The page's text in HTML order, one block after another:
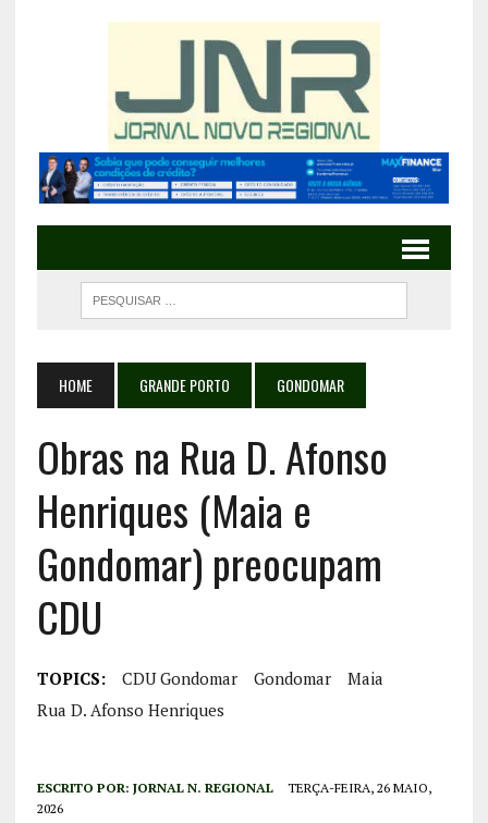
HOME GRANDE PORTO GONDOMAR
Obras na Rua D. Afonso
Henriques (Maia e
Gondomar) preocupam
CDU
TOPICS: CDU Gondomar Gondomar
Maia
Rua D. Afonso Henriques
ESCRITO POR: JORNAL N. REGIONAL
TERÇA-FEIRA, 26 MAIO,
2026